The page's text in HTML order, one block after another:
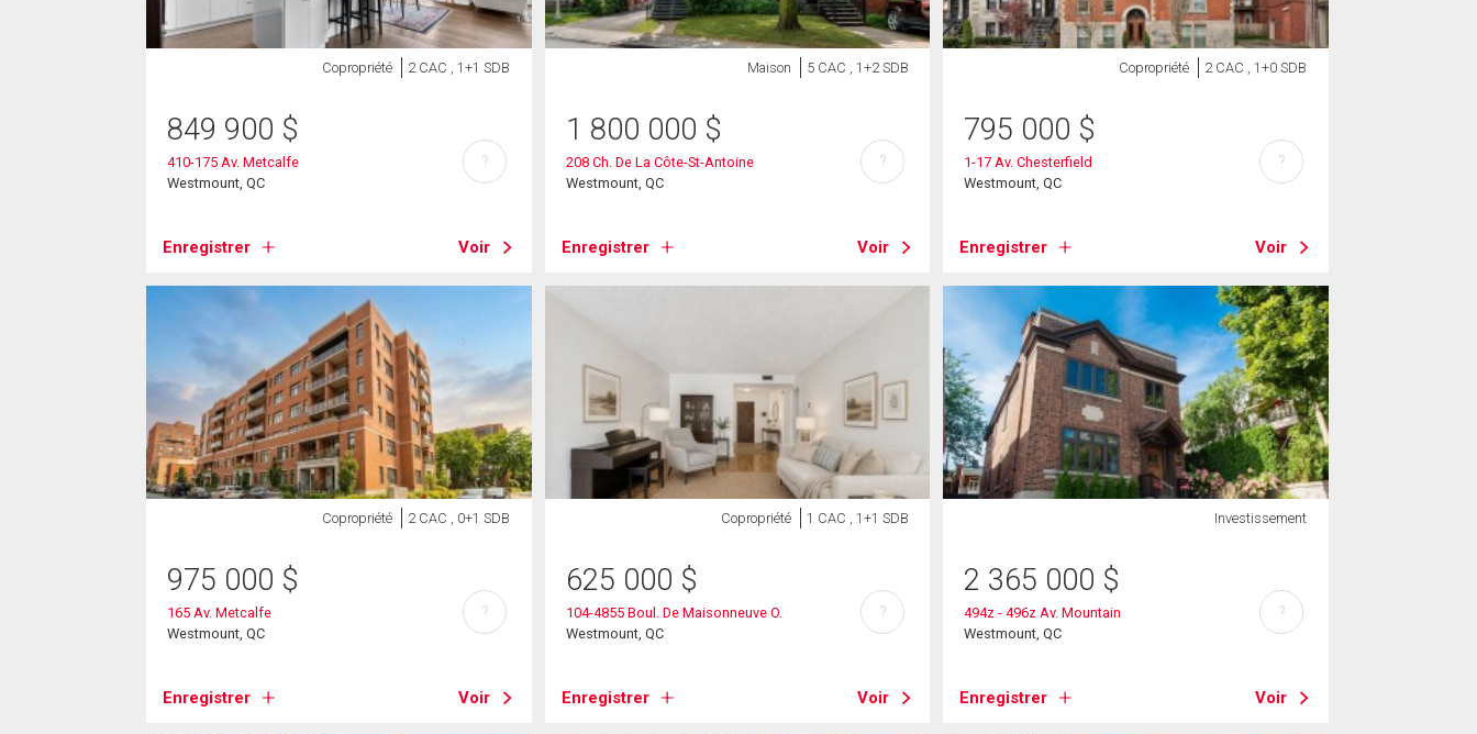
Copropriété 2 CAC , 1+1 SDB
849 900 $
410-175 Av. Metcalfe
Westmount, QC
Enregistrer Voir
?
Maison 5 CAC , 1+2 SDB
1 800 000 $
208 Ch. De La Côte-St-Antoine
Westmount, QC
Enregistrer Voir
?
Copropriété 2 CAC , 1+0 SDB
795 000 $
1-17 Av. Chesterfield
Westmount, QC
Enregistrer Voir
?
Copropriété 2 CAC , 0+1 SDB
975 000 $
165 Av. Metcalfe
Westmount, QC
Enregistrer Voir
?
Copropriété 1 CAC , 1+1 SDB
625 000 $
104-4855 Boul. De Maisonneuve O.
Westmount, QC
Enregistrer Voir
?
Investissement
2 365 000 $
494z - 496z Av. Mountain
Westmount, QC
Enregistrer Voir
?